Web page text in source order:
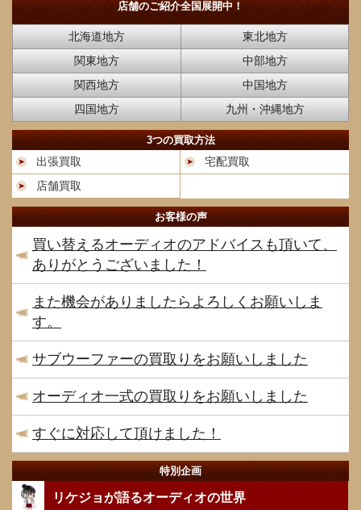
店舗のご紹介全国展開中！
北海道地方
東北地方
関東地方
中部地方
関西地方
中国地方
四国地方
九州・沖縄地方
3つの買取方法
出張買取
宅配買取
店舗買取
お客様の声
買い替えるオーディオのアドバイスも頂いて、
ありがとうございました！
また機会がありましたらよろしくお願いしま
す。
サブウーファーの買取りをお願いしました
オーディオ一式の買取りをお願いしました
すぐに対応して頂けました！
特別企画
リケジョが語るオーディオの世界